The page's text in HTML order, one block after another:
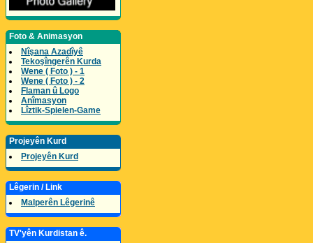
Foto & Animasyon
Nîşana Azadîyê
Tekoşîngerên Kurda
Wene ( Foto ) - 1
Wene ( Foto ) - 2
Flaman û Logo
Anîmasyon
Lîztik-Spielen-Game
Projeyên Kurd
Projeyên Kurd
Lêgerin / Link
Malperên Lêgerinê
TV'yên Kurdistan ê.